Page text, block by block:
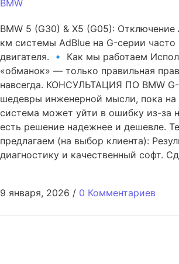
BMW
BMW 5 (G30) & X5 (G05):
км системы AdBlue на G-серии
двигателя. 🔹 Как мы работаем
«обманок» — только правильная
навсегда. КОНСУЛЬТАЦИЯ ПО BMW G-
шедевры инженерной мысли, пока на
система может уйти в ошибку из-за
есть решение надежнее и дешевле.
предлагаем (на выбор клиента):
диагностику и качественный софт.
9 января, 2026 / 0 Комментариев